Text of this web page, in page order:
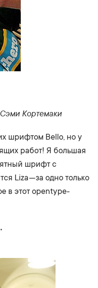
Кортемаки
шрифтом Bello, но у
работ! Я большая
шрифт с
Liza — за одно только
в этот opentype-